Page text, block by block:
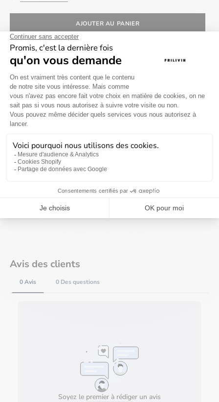
AJOUTER AU PANIER
Livraison gratuite à partir
de 69€ en France
métropolitaine
Délai de livraison entre 2
Information sur le produit
Avis des clients
0 Avis 0 Des questions
Soyez le premier à rédiger un avis